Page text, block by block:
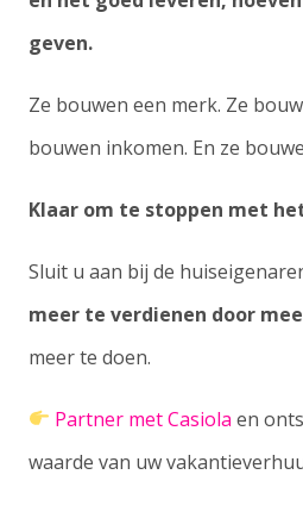
geven.
Ze bouwen een merk. Ze
bouwen inkomen. En ze
Klaar om te stoppen met
Sluit u aan bij de
meer te verdienen door
meer te doen.
Partner met Casiola en
waarde van uw